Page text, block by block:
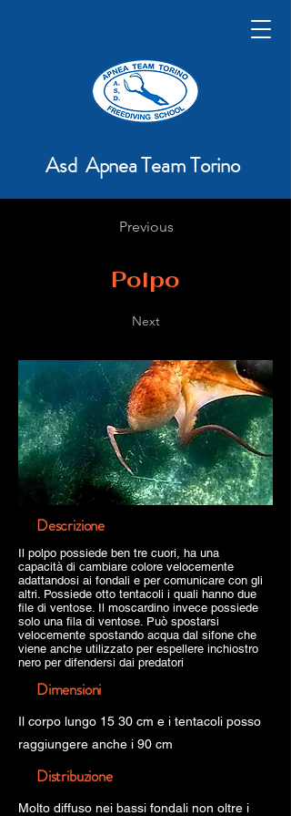
Asd Apnea Team Torino
Previous
Polpo
Next
Descrizione
Il polpo possiede ben tre cuori, ha una
capacità di cambiare colore velocemente
adattandosi ai fondali e per comunicare con gli
altri. Possiede otto tentacoli i quali hanno due
file di ventose. Il moscardino invece possiede
solo una fila di ventose. Può spostarsi
velocemente spostando acqua dal sifone che
viene anche utilizzato per espellere inchiostro
nero per difendersi dai predatori
Dimensioni
Il corpo lungo 15 30 cm e i tentacoli posso
raggiungere anche i 90 cm
Distribuzione
Molto diffuso nei bassi fondali non oltre i